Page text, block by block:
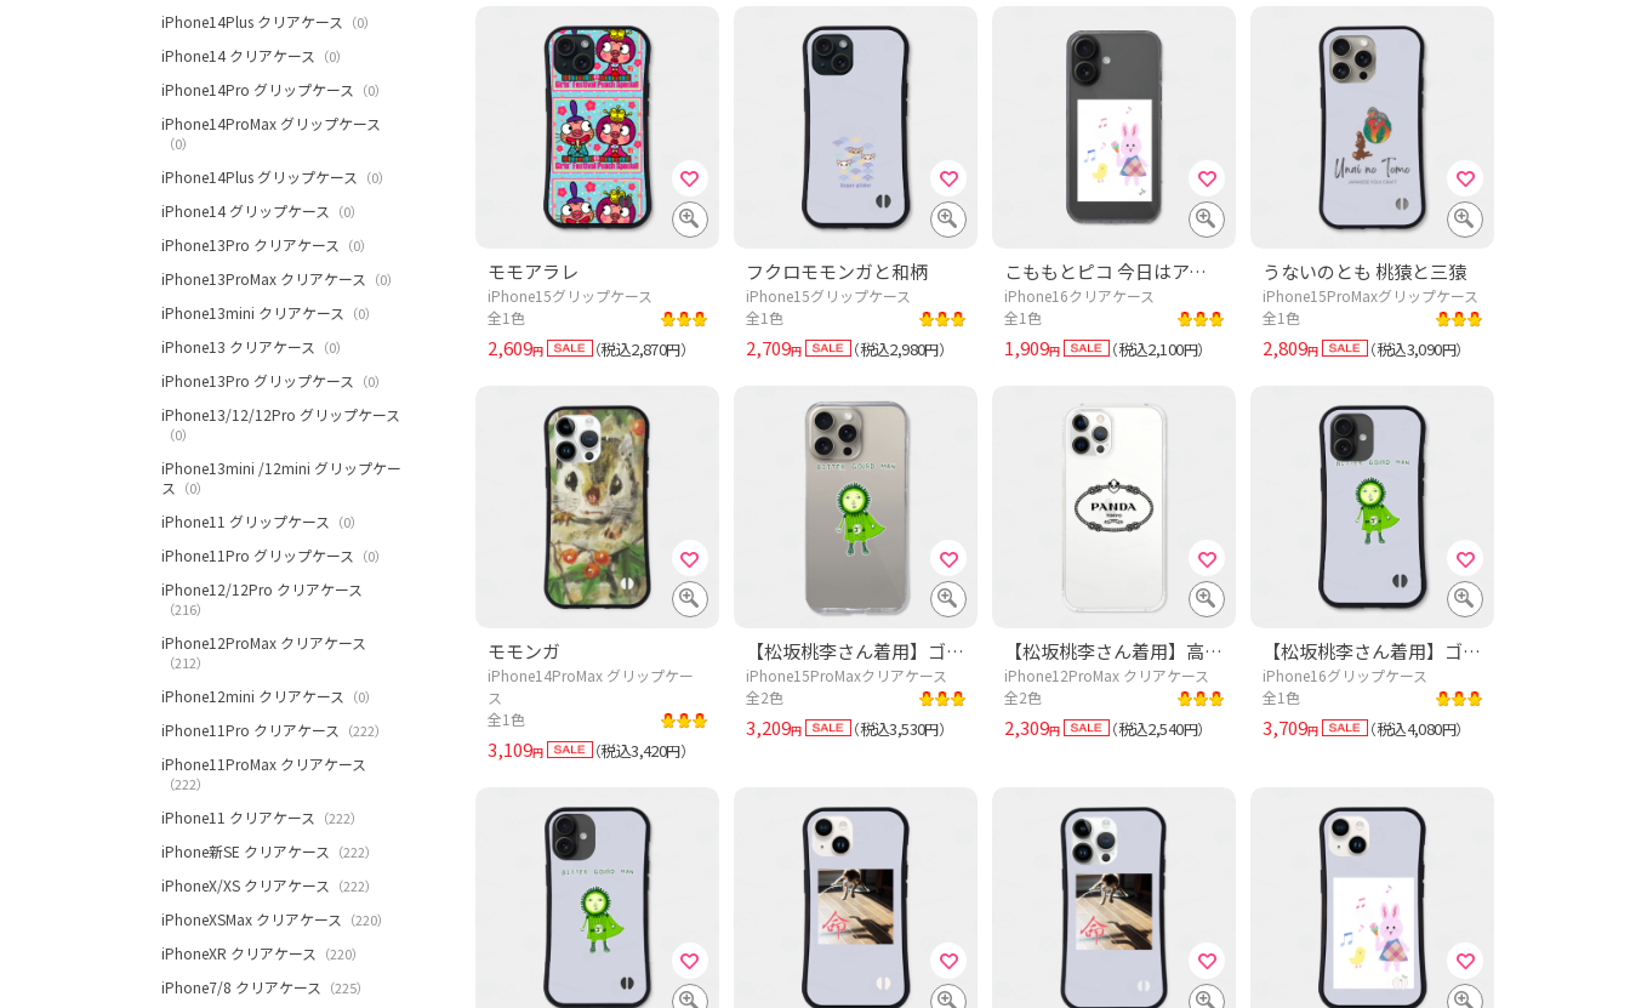
iPhone14Plus クリアケース （0）
iPhone14 クリアケース （0）
iPhone14Pro グリップケース （0）
iPhone14ProMax グリップケース
（0）
iPhone14Plus グリップケース （0）
iPhone14 グリップケース （0）
iPhone13Pro クリアケース （0）
iPhone13ProMax クリアケース （0）
iPhone13mini クリアケース （0）
iPhone13 クリアケース （0）
iPhone13Pro グリップケース （0）
iPhone13/12/12Pro グリップケース
（0）
iPhone13mini /12mini グリップケー
ス
（0）
iPhone11 グリップケース （0）
iPhone11Pro グリップケース （0）
iPhone12/12Pro クリアケース
（216）
iPhone12ProMax クリアケース
（212）
iPhone12mini クリアケース （0）
iPhone11Pro クリアケース （222）
iPhone11ProMax クリアケース
（222）
iPhone11 クリアケース （222）
iPhone新SE クリアケース （222）
iPhoneX/XS クリアケース （222）
iPhoneXSMax クリアケース （220）
iPhoneXR クリアケース （220）
iPhone7/8 クリアケース （225）
モモアラレ
iPhone15グリップケース
全1色
2,609円 （税込2,870円）
フクロモモンガと和柄
iPhone15グリップケース
全1色
2,709円 （税込2,980円）
こももとピコ 今日はアイス日和♡
iPhone16クリアケース
全1色
1,909円 （税込2,100円）
うないのとも 桃猿と三猿
iPhone15ProMaxグリップケース
全1色
2,809円 （税込3,090円）
モモンガ
iPhone14ProMax グリップケー
ス
全1色
3,109円 （税込3,420円）
【松坂桃李さん着用】ゴーヤマン【ドラマあのキス】この夏おすすめ!沖縄野菜デザイン「ゴーヤマン」
iPhone15ProMaxクリアケース
全2色
3,209円 （税込3,530円）
【松坂桃李さん着用】高級なPANDA-黒【ドラマあのキス】
iPhone12ProMax クリアケース
全2色
2,309円 （税込2,540円）
【松坂桃李さん着用】ゴーヤマン【ドラマあのキス】この夏おすすめ!沖縄野菜デザイン「ゴーヤマン」
iPhone16グリップケース
全1色
3,709円 （税込4,080円）